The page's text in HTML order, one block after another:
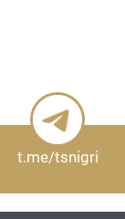
t.me/tsnigri